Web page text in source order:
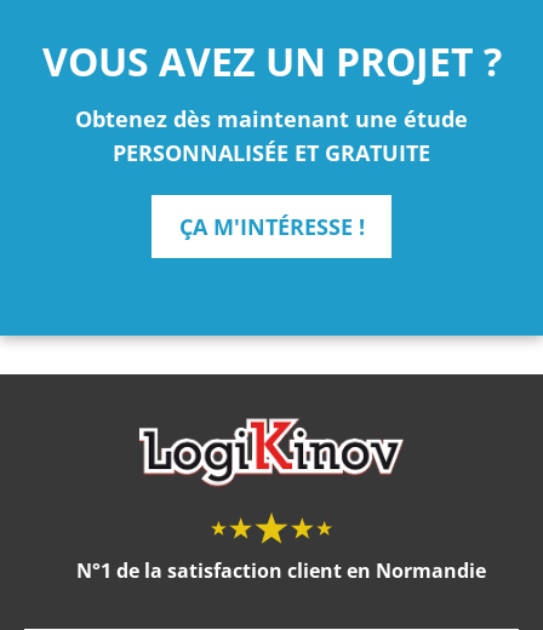
VOUS AVEZ UN PROJET ?
Obtenez dès maintenant une étude
PERSONNALISÉE ET GRATUITE
ÇA M'INTÉRESSE !
N°1 de la satisfaction client en Normandie